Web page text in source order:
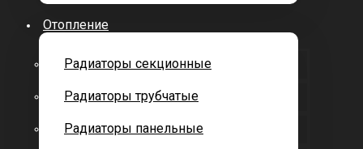
Отопление
Радиаторы секционные
Радиаторы трубчатые
Радиаторы панельные